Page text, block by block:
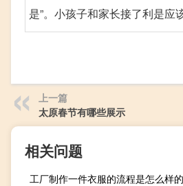
是”。小孩子和家长接了利是应
上一篇
太原春节有哪些展示
相关问题
工厂制作一件衣服的流程是怎么样